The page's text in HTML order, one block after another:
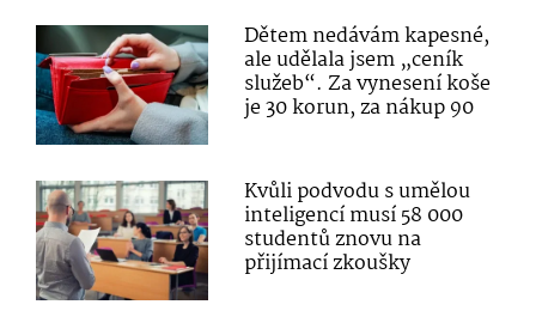
Dětem nedávám kapesné,
ale udělala jsem „ceník
služeb“. Za vynesení koše
je 30 korun, za nákup 90
Kvůli podvodu s umělou
inteligencí musí 58 000
studentů znovu na
přijímací zkoušky